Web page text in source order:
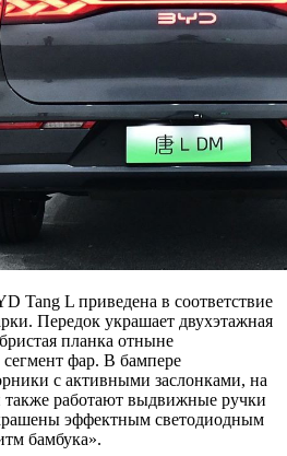
Tang L приведена в соответствие
Передок украшает двухэтажная
планка отныне
фар. В бампере
с активными заслонками, на
работают выдвижные ручки
эффектным светодиодным
бамбука».